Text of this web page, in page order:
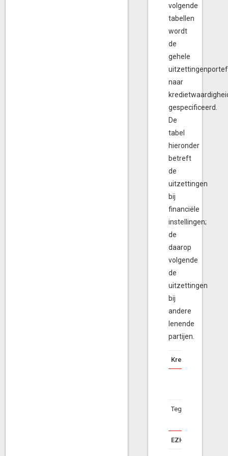
volgende
tabellen
wordt
de
gehele
naar
gespecificeerd.
De
tabel
hieronder
betreft
de
uitzettingen
bij
financiële
instellingen;
de
daarop
volgende
de
uitzettingen
bij
andere
lenende
partijen.
Tegenpartij
EZH-beleggingen